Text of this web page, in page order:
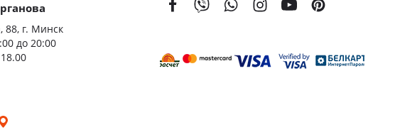
88, г. Минск
до 20:00